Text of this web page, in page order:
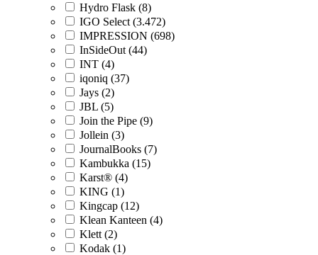
Hydro Flask (8)
IGO Select (3.472)
IMPRESSION (698)
InSideOut (44)
INT (4)
iqoniq (37)
Jays (2)
JBL (5)
Join the Pipe (9)
Jollein (3)
JournalBooks (7)
Kambukka (15)
Karst® (4)
KING (1)
Kingcap (12)
Klean Kanteen (4)
Klett (2)
Kodak (1)